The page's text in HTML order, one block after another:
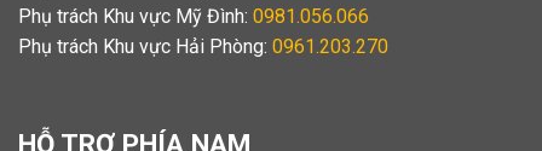
Phụ trách Khu vực Mỹ Đình: 0981.056.066
Phụ trách Khu vực Hải Phòng: 0961.203.270
HỖ TRỢ PHÍA NAM